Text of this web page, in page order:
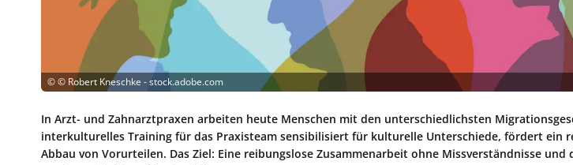
©© Robert Kneschke - stock.adobe.com
In Arzt- und Zahnarztpraxen arbeiten heute Menschen mit den unterschiedlichsten
interkulturelles Training für das Praxisteam sensibilisiert für kulturelle Unterschiede, fördert ein
Abbau von Vorurteilen. Das Ziel: Eine reibungslose Zusammenarbeit ohne Missverständnisse